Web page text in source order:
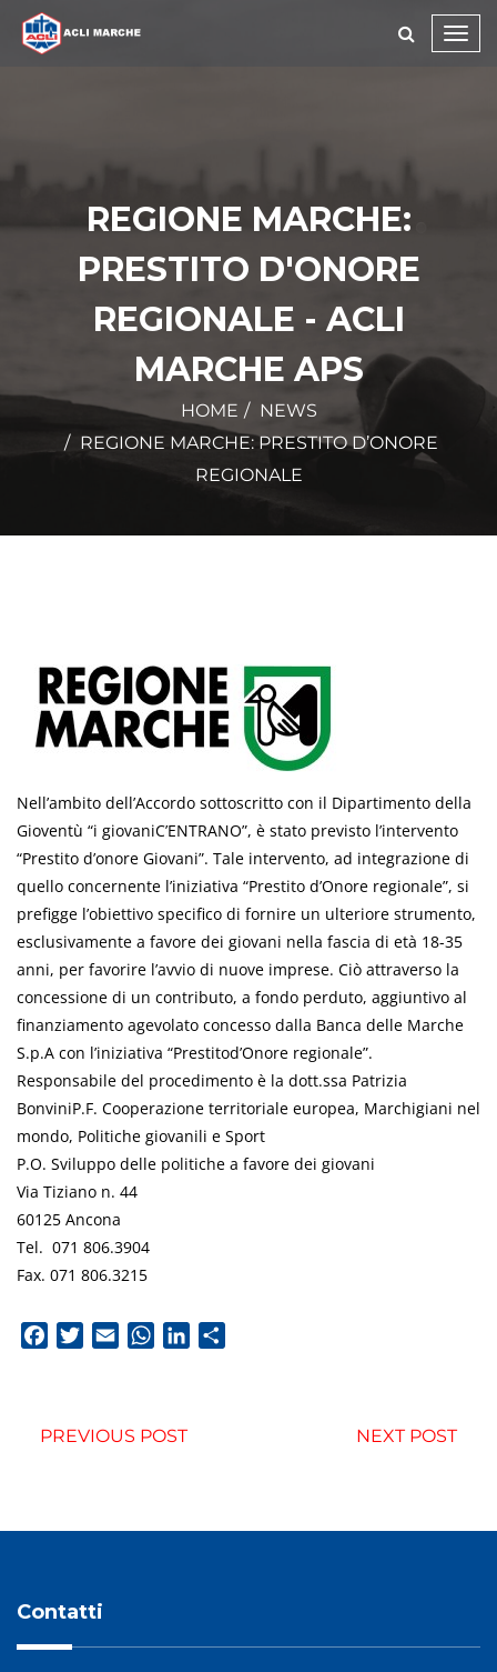
REGIONE MARCHE:
PRESTITO D'ONORE
REGIONALE - ACLI
MARCHE APS
HOME
NEWS
REGIONE MARCHE: PRESTITO D’ONORE
REGIONALE
Nell’ambito dell’Accordo sottoscritto con il Dipartimento della
Gioventù “i giovaniC’ENTRANO”, è stato previsto l’intervento
“Prestito d’onore Giovani”. Tale intervento, ad integrazione di
quello concernente l’iniziativa “Prestito d’Onore regionale”, si
prefigge l’obiettivo specifico di fornire un ulteriore strumento,
esclusivamente a favore dei giovani nella fascia di età 18-35
anni, per favorire l’avvio di nuove imprese. Ciò attraverso la
concessione di un contributo, a fondo perduto, aggiuntivo al
finanziamento agevolato concesso dalla Banca delle Marche
S.p.A con l’iniziativa “Prestitod’Onore regionale”.
Responsabile del procedimento è la dott.ssa Patrizia
BonviniP.F. Cooperazione territoriale europea, Marchigiani nel
mondo, Politiche giovanili e Sport
P.O. Sviluppo delle politiche a favore dei giovani
Via Tiziano n. 44
60125 Ancona
Tel. 071 806.3904
Fax. 071 806.3215
FacebookTwitterEmail WhatsApp
LinkedIn
PREVIOUS POST NEXT POST
Contatti